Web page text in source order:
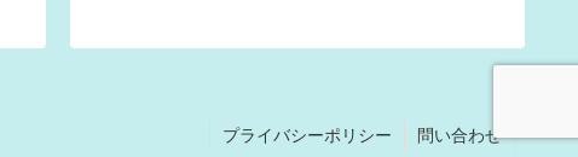
プライバシーポリシー 問い合わせ